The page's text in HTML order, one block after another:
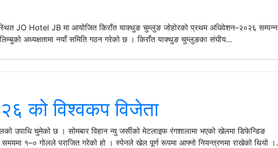
JO Hotel JB मा आयोजित किराँत याक्थुङ चुम्लुङ जोहोरको प्रथम अधिवेशन–२०२६ सम्पन्न
अध्यक्षतामा नयाँ समिति गठन गरेको छ । किराँत याक्थुङ चुम्लुङका संघीय...
को विश्वकप विजेता
उपाधि चुमेको छ । सोमबार विहान न्यु जर्सीको मेटलाइफ रंगशालामा भएको खेलमा डिफेन्डिङ
समयमा १–० गोलले पराजित गरेको हो । स्पेनले खेल पूर्ण रूपमा आफ्नो नियन्त्रणमा राखेको थियो